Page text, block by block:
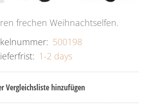
frechen Weihnachtselfen.
500198
1-2 days